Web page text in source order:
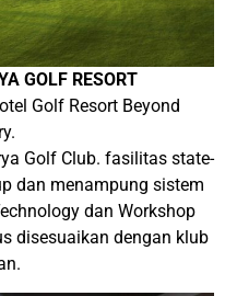
GOLF RESORT
Golf Resort Beyond
Golf Club. fasilitas state-
dan menampung sistem
dan Workshop
disesuaikan dengan klub